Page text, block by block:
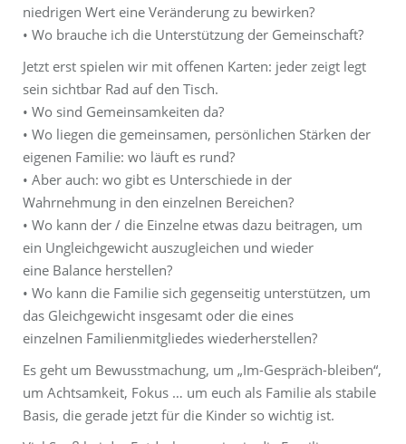
niedrigen Wert eine Veränderung zu bewirken?
• Wo brauche ich die Unterstützung der Gemeinschaft?
Jetzt erst spielen wir mit offenen Karten: jeder zeigt legt
sein sichtbar Rad auf den Tisch.
• Wo sind Gemeinsamkeiten da?
• Wo liegen die gemeinsamen, persönlichen Stärken der
eigenen Familie: wo läuft es rund?
• Aber auch: wo gibt es Unterschiede in der
Wahrnehmung in den einzelnen Bereichen?
• Wo kann der / die Einzelne etwas dazu beitragen, um
ein Ungleichgewicht auszugleichen und wieder
eine Balance herstellen?
• Wo kann die Familie sich gegenseitig unterstützen, um
das Gleichgewicht insgesamt oder die eines
einzelnen Familienmitgliedes wiederherstellen?
Es geht um Bewusstmachung, um „Im-Gespräch-bleiben“,
um Achtsamkeit, Fokus … um euch als Familie als stabile
Basis, die gerade jetzt für die Kinder so wichtig ist.